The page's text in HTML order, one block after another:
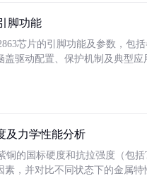
脚功能
芯片的引脚功能及参数，包
盖驱动配置、保护机制及典型
及力学性能分析
铜的国标硬度和抗拉强度（包
素，并对比不同状态下的金属特